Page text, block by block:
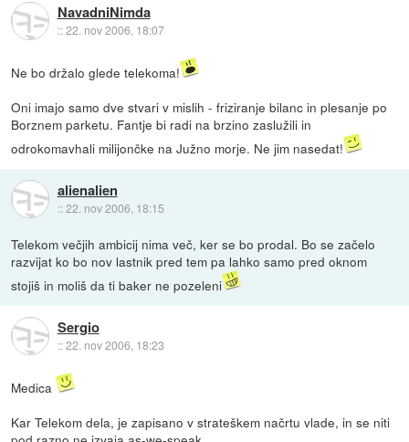
NavadniNimda
::22. nov 2006, 18:07
Ne bo držalo glede telekoma!
Oni imajo samo dve stvari v mislih - friziranje bilanc in plesanje po
Borznem parketu. Fantje bi radi na brzino zaslužili in
odrokomavhali milijončke na Južno morje. Ne jim nasedat!
alienalien
::22. nov 2006, 18:15
Telekom večjih ambicij nima več, ker se bo prodal. Bo se začelo
razvijat ko bo nov lastnik pred tem pa lahko samo pred oknom
stojiš in moliš da ti baker ne pozeleni
Sergio
::22. nov 2006, 18:23
Medica
Kar Telekom dela, je zapisano v strateškem načrtu vlade, in se niti